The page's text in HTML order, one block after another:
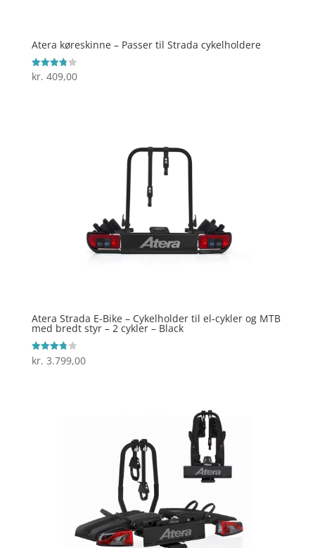
Atera køreskinne – Passer til Strada cykelholdere
Vurderet
3.8
kr. 409,00
Atera Strada E-Bike – Cykelholder til el-cykler og MTB
med bredt styr – 2 cykler – Black
Vurderet
3.8
kr. 3.799,00